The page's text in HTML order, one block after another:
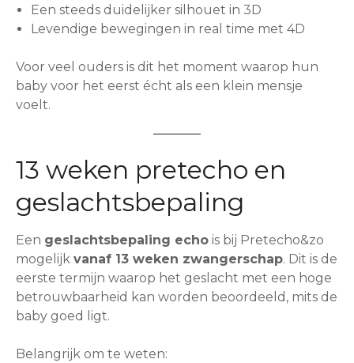
Een steeds duidelijker silhouet in 3D
Levendige bewegingen in real time met 4D
Voor veel ouders is dit het moment waarop hun
baby voor het eerst écht als een klein mensje
voelt.
13 weken pretecho en
geslachtsbepaling
Een geslachtsbepaling echo is bij Pretecho&zo
mogelijk vanaf 13 weken zwangerschap. Dit is de
eerste termijn waarop het geslacht met een hoge
betrouwbaarheid kan worden beoordeeld, mits de
baby goed ligt.
Belangrijk om te weten: